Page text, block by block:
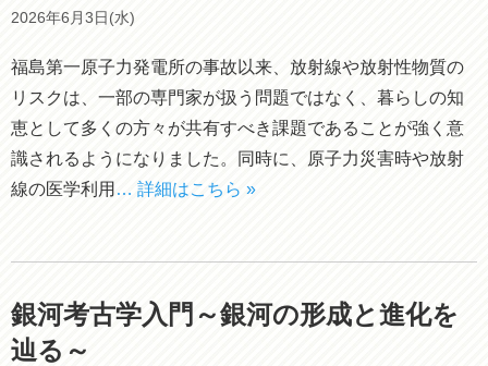
2026年6月3日(水)
福島第一原子力発電所の事故以来、放射線や放射性物質の
リスクは、一部の専門家が扱う問題ではなく、暮らしの知
恵として多くの方々が共有すべき課題であることが強く意
識されるようになりました。同時に、原子力災害時や放射
線の医学利用 … 詳細はこちら »
銀河考古学入門～銀河の形成と進化を
辿る～